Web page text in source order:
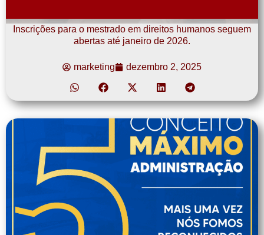
Inscrições para o mestrado em direitos humanos seguem
abertas até janeiro de 2026.
marketing dezembro 2, 2025